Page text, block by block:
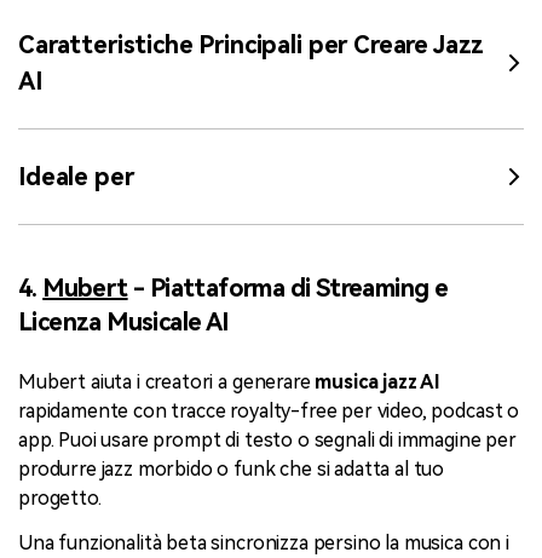
Caratteristiche Principali per Creare Jazz
AI
Ideale per
4. Mubert- Piattaforma di Streaming e
Licenza Musicale AI
Mubert aiuta i creatori a generare musica jazz AI
rapidamente con tracce royalty-free per video, podcast o
app. Puoi usare prompt di testo o segnali di immagine per
produrre jazz morbido o funk che si adatta al tuo
progetto.
Una funzionalità beta sincronizza persino la musica con i